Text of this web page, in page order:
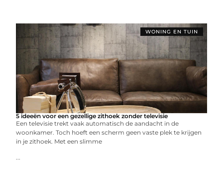
WONING EN TUIN
5 ideeën voor een gezellige zithoek zonder televisie
Een televisie trekt vaak automatisch de aandacht in de
woonkamer. Toch hoeft een scherm geen vaste plek te krijgen
in je zithoek. Met een slimme
...